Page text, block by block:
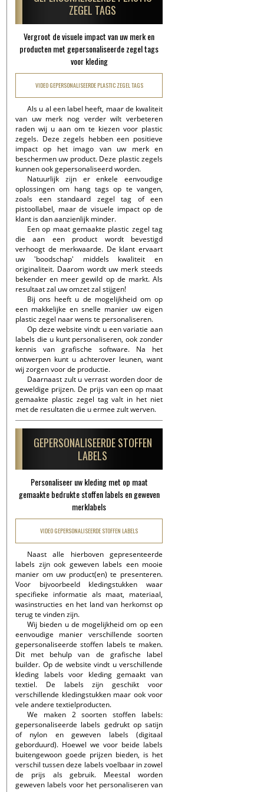
ZEGEL TAGS
Vergroot de visuele impact van uw merk en
producten met gepersonaliseerde zegel tags
voor kleding
VIDEO GEPERSONALISEERDE PLASTIC ZEGEL TAGS
Als u al een label heeft, maar de kwaliteit
van uw merk nog verder wilt verbeteren
raden wij u aan om te kiezen voor plastic
zegels. Deze zegels hebben een positieve
impact op het imago van uw merk en
beschermen uw product. Deze plastic zegels
kunnen ook gepersonaliseerd worden.
Natuurlijk zijn er enkele eenvoudige
oplossingen om hang tags op te vangen,
zoals een standaard zegel tag of een
pistoollabel, maar de visuele impact op de
klant is dan aanzienlijk minder.
Een op maat gemaakte plastic zegel tag
die aan een product wordt bevestigd
verhoogt de merkwaarde. De klant ervaart
uw 'boodschap' middels kwaliteit en
originaliteit. Daarom wordt uw merk steeds
bekender en meer gewild op de markt. Als
resultaat zal uw omzet zal stijgen!
Bij ons heeft u de mogelijkheid om op
een makkelijke en snelle manier uw eigen
plastic zegel naar wens te personaliseren.
Op deze website vindt u een variatie aan
labels die u kunt personaliseren, ook zonder
kennis van grafische software. Na het
ontwerpen kunt u achterover leunen, want
wij zorgen voor de productie.
Daarnaast zult u verrast worden door de
geweldige prijzen. De prijs van een op maat
gemaakte plastic zegel tag valt in het niet
met de resultaten die u ermee zult werven.
GEPERSONALISEERDE STOFFEN
LABELS
Personaliseer uw kleding met op maat
gemaakte bedrukte stoffen labels en geweven
merklabels
VIDEO GEPERSONALISEERDE STOFFEN LABELS
Naast alle hierboven gepresenteerde
labels zijn ook geweven labels een mooie
manier om uw product(en) te presenteren.
Voor bijvoorbeeld kledingstukken waar
specifieke informatie als maat, materiaal,
wasinstructies en het land van herkomst op
terug te vinden zijn.
Wij bieden u de mogelijkheid om op een
eenvoudige manier verschillende soorten
gepersonaliseerde stoffen labels te maken.
Dit met behulp van de grafische label
builder. Op de website vindt u verschillende
kleding labels voor kleding gemaakt van
textiel. De labels zijn geschikt voor
verschillende kledingstukken maar ook voor
vele andere textielproducten.
We maken 2 soorten stoffen labels:
gepersonaliseerde labels gedrukt op satijn
of nylon en geweven labels (digitaal
geborduurd). Hoewel we voor beide labels
buitengewoon goede prijzen bieden, is het
verschil tussen deze labels voelbaar in zowel
de prijs als gebruik. Meestal worden
geweven labels voor het personaliseren van